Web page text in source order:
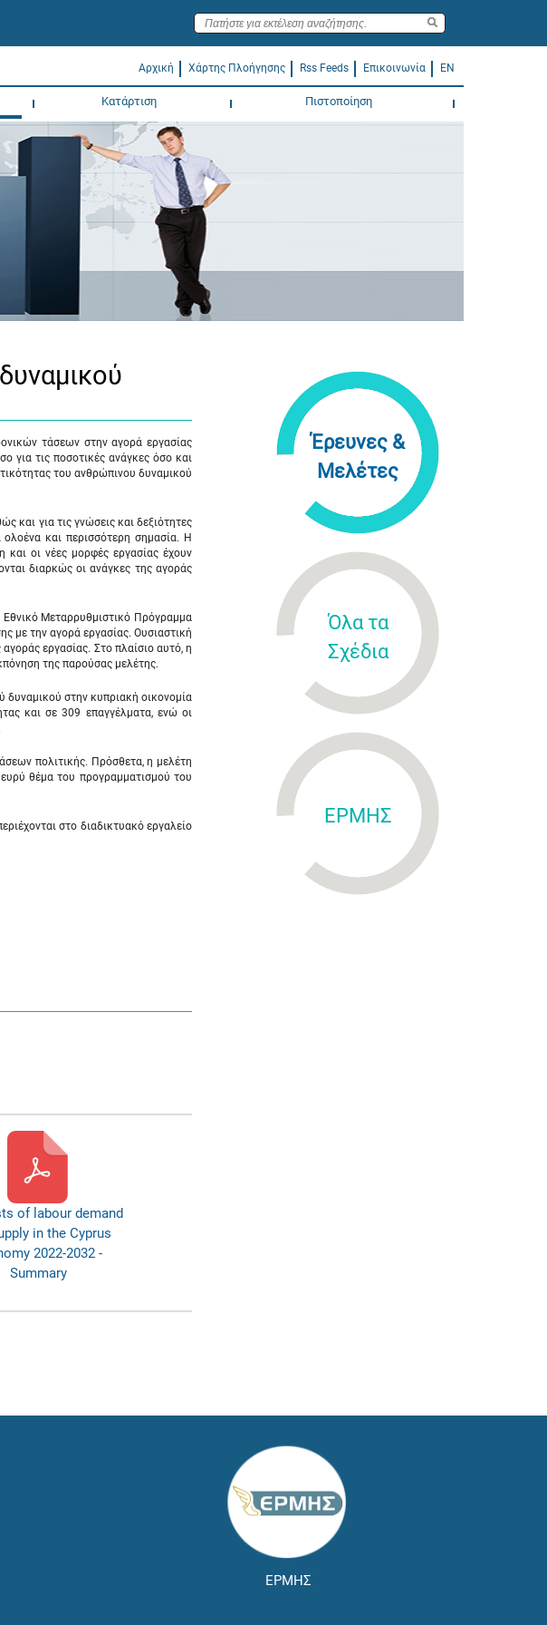
Αρχική Χάρτης Πλοήγησης Rss Feeds Επικοινωνία EN
Κατάρτιση Πιστοποίηση
τάσεων στην αγορά εργασίας
για τις ποσοτικές ανάγκες όσο και
του ανθρώπινου δυναμικού
και για τις γνώσεις και δεξιότητες
ολοένα και περισσότερη σημασία. Η
οι νέες μορφές εργασίας έχουν
διαρκώς οι ανάγκες της αγοράς
Εθνικό Μεταρρυθμιστικό Πρόγραμμα
με την αγορά εργασίας. Ουσιαστική
εργασίας. Στο πλαίσιο αυτό, η
της παρούσας μελέτης.
δυναμικού στην κυπριακή οικονομία
και σε 309 επαγγέλματα, ενώ οι
πολιτικής. Πρόσθετα, η μελέτη
θέμα του προγραμματισμού του
στο διαδικτυακό εργαλείο
of labour demand
in the Cyprus
2022-2032 -
Summary
Έρευνες &
Μελέτες
Όλα τα
Σχέδια
ΕΡΜΗΣ
ΕΡΜΗΣ